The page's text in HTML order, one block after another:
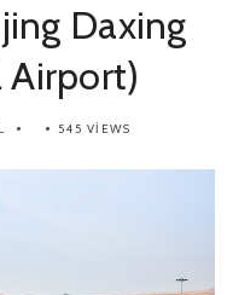
Daxing
545 VIEWS